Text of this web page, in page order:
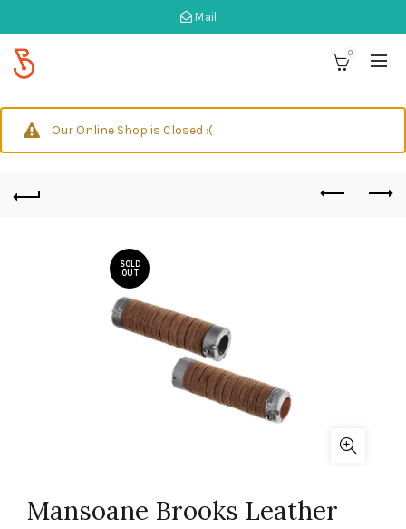
Mail
0
Our Online Shop is Closed :(
SOLD
OUT
Mansoane Brooks Leather